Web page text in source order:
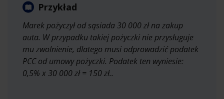
Przykład
Marek pożyczył od sąsiada 30 000 zł na zakup
auta. W przypadku takiej pożyczki nie przysługuje
mu zwolnienie, dlatego musi odprowadzić podatek
PCC od umowy pożyczki. Podatek ten wyniesie:
0,5% x 30 000 zł = 150 zł..